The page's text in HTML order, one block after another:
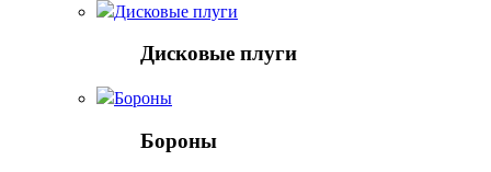
Дисковые плуги
Дисковые плуги
Бороны
Бороны